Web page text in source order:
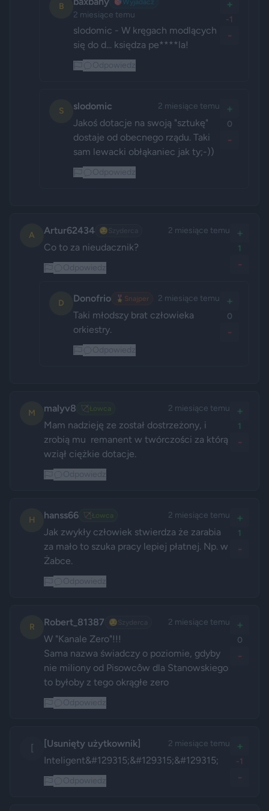
B 🎯Wyjadacz
2 miesiące temu
slodomic - W kręgach modlących
się do d... księdza pe****la!
+
-1
-
S slodomic 2 miesiące temu
Jakoś dotacje na swoją "sztukę"
dostaje od obecnego rządu. Taki
sam lewacki obłąkaniec jak ty;-))
+
0
-
A Artur62434 😏 2 miesiące temu
Co to za nieudacznik?
+
1
-
D Donofrio 🎖️ Snajper 2 miesiące temu
Taki młodszy brat człowieka
orkiestry.
+
0
-
M malyv8 🏹 Łowca 2 miesiące temu
Mam nadzieję ze został dostrzeżony, i
zrobią mu  remanent w twórczości za którą
wziął ciężkie dotacje.
+
1
-
H hanss66 🏹 Łowca 2 miesiące temu
Jak zwykły człowiek stwierdza że zarabia
za mało to szuka pracy lepiej płatnej. Np. w
Żabce.
+
1
-
R Robert_81387 😏 2 miesiące temu
W "Kanale Zero"!!!
Sama nazwa świadczy o poziomie, gdyby
nie miliony od Pisowcôw dla Stanowskiego
to byłoby z tego okrągłe zero
+
0
-
[ [Usunięty użytkownik] 2 miesiące temu
Inteligent&#129315;&#129315;&#129315;
+
-1
-